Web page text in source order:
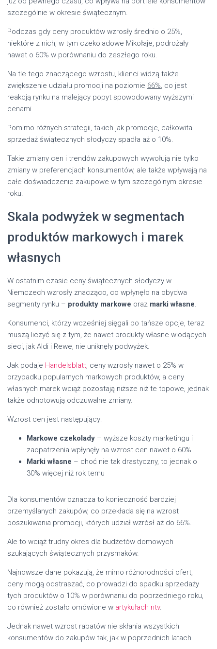
szczególnie w okresie świątecznym.
Podczas gdy ceny produktów wzrosły średnio o 25%,
niektóre z nich, w tym czekoladowe Mikołaje, podrożały
nawet o 60% w porównaniu do zeszłego roku.
Na tle tego znaczącego wzrostu, klienci widzą także
zwiększenie udziału promocji na poziomie 66%, co jest
reakcją rynku na malejący popyt spowodowany wyższymi
cenami.
Pomimo różnych strategii, takich jak promocje, całkowita
sprzedaż świątecznych słodyczy spadła aż o 10%.
Takie zmiany cen i trendów zakupowych wywołują nie tylko
zmiany w preferencjach konsumentów, ale także wpływają na
całe doświadczenie zakupowe w tym szczególnym okresie
roku.
Skala podwyżek w segmentach
produktów markowych i marek
własnych
W ostatnim czasie ceny świątecznych słodyczy w
Niemczech wzrosły znacząco, co wpłynęło na obydwa
segmenty rynku – produkty markowe oraz marki własne.
Konsumenci, którzy wcześniej sięgali po tańsze opcje, teraz
muszą liczyć się z tym, że nawet produkty własne wiodących
sieci, jak Aldi i Rewe, nie uniknęły podwyżek.
Jak podaje Handelsblatt, ceny wzrosły nawet o 25% w
przypadku popularnych markowych produktów, a ceny
własnych marek wciąż pozostają niższe niż te topowe, jednak
także odnotowują odczuwalne zmiany.
Wzrost cen jest następujący:
Markowe czekolady – wyższe koszty marketingu i
zaopatrzenia wpłynęły na wzrost cen nawet o 60%
Marki własne – choć nie tak drastyczny, to jednak o
30% więcej niż rok temu
Dla konsumentów oznacza to konieczność bardziej
przemyślanych zakupów, co przekłada się na wzrost
poszukiwania promocji, których udział wzrósł aż do 66%.
Ale to wciąż trudny okres dla budżetów domowych
szukających świątecznych przysmaków.
Najnowsze dane pokazują, że mimo różnorodności ofert,
ceny mogą odstraszać, co prowadzi do spadku sprzedaży
tych produktów o 10% w porównaniu do poprzedniego roku,
co również zostało omówione w artykułach ntv.
Jednak nawet wzrost rabatów nie skłania wszystkich
konsumentów do zakupów tak, jak w poprzednich latach.